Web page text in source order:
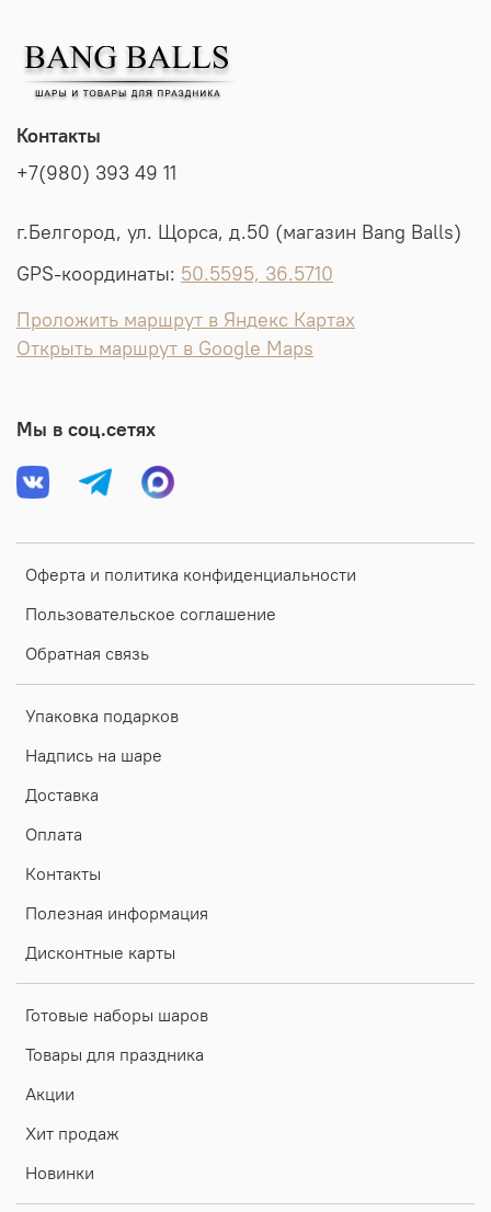
Оферта и политика конфиденциальности
Пользовательское соглашение
Обратная связь
Упаковка подарков
Надпись на шаре
Доставка
Оплата
Контакты
Полезная информация
Дисконтные карты
Готовые наборы шаров
Товары для праздника
Акции
Хит продаж
Новинки
Контакты
+7(980) 393 49 11
г.Белгород, ул. Щорса, д.50 (магазин Bang Balls)
GPS-координаты: 50.5595, 36.5710
Проложить маршрут в Яндекс Картах
Открыть маршрут в Google Maps
Мы в соц.сетях